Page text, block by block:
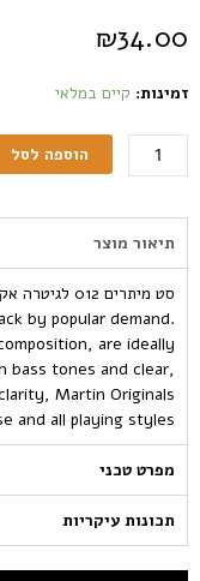
₪34.00
זמינות: קיים במלאי
הוספה לסל
תיאור מוצר
by popular demand.
are ideally
bass tones and clear,
Martin Originals
and all playing styles.
מפרט טכני
תכונות עיקריות